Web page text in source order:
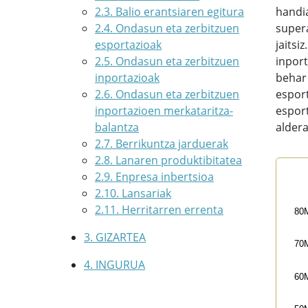
2.3. Balio erantsiaren egitura
2.4. Ondasun eta zerbitzuen
esportazioak
2.5. Ondasun eta zerbitzuen
inportazioak
2.6. Ondasun eta zerbitzuen
inportazioen merkataritza-
balantza
2.7. Berrikuntza jarduerak
2.8. Lanaren produktibitatea
2.9. Enpresa inbertsioa
2.10. Lansariak
2.11. Herritarren errenta
3. GIZARTEA
4. INGURUA